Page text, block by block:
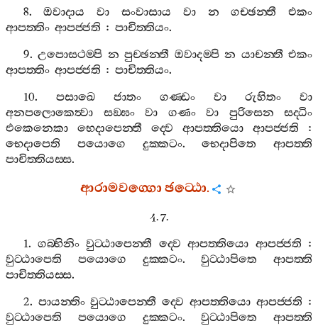
8.ඔවාදාය වා සංවාසාය වා න ගච‍්ඡන‍්තී
එකං
ආපත‍්තිං ආපජ‍්ජති : පාචිත‍්තියං.
9.උපොසථම‍්පි න පුච‍්ඡන‍්තී ඔවාදම‍්පි න යාචන‍්තී එකං
ආපත‍්තිං ආපජ‍්ජති : පාචිත‍්තියං.
10. පසාඛෙ ජාතං ගණ‍්ඩං වා රුහිතං
වා
අනපලොකෙත්‍වා
සඞ‍්ඝං වා ගණං වා පුරිසෙන
සද‍්ධිං
එකෙනෙකා
භෙදාපෙන‍්තී ද‍්වෙ ආපත‍්තියො ආපජ‍්ජති :
භෙදාපෙති
පයොගෙ දුක‍්කටං.භෙදාපිතෙ
ආපත‍්ති
පාචිත‍්තියස‍්ස.
ආරාමවග‍්ගොඡට‍්ඨො.
4. 7.
1.ගබ‍්භිනිං වුට‍්ඨාපෙන‍්තී ද‍්වෙ ආපත‍්තියො ආපජ‍්ජති :
වුට‍්ඨාපෙති
පයොගෙ දුක‍්කටං.වුට‍්ඨාපිතෙ
ආපත‍්ති
පාචිත‍්තියස‍්ස.
2. පායන‍්තිං වුට‍්ඨාපෙන‍්තී ද‍්වෙ ආපත‍්තියො ආපජ‍්ජති :
වුට‍්ඨාපෙති
පයොගෙ දුක‍්කටං.වුට‍්ඨාපිතෙ
ආපත‍්ති